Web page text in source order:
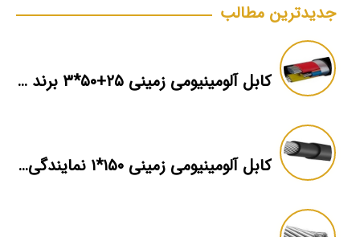
جدیدترین مطالب
کابل آلومینیومی زمینی ۲۵+۵۰*۳ برند ماهان
کابل آلومینیومی زمینی ۱۵۰*۱ نمایندگی فروش